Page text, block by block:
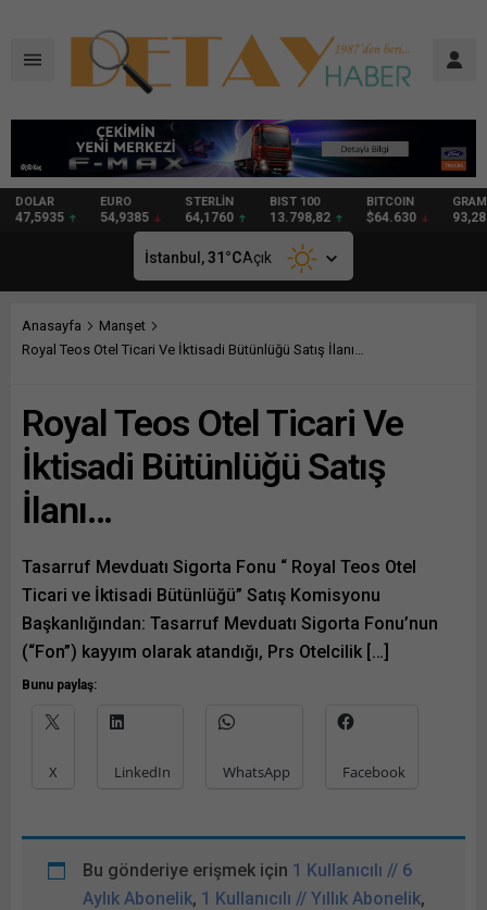
DOLAR
47,5935
EURO
54,9385
STERLİN
64,1760
BIST 100
13.798,82
BITCOIN
$64.630 93,28
İstanbul,31 °CAçık
Anasayfa
Manşet
Royal Teos Otel Ticari Ve İktisadi Bütünlüğü Satış İlanı…
Royal Teos Otel Ticari Ve
İktisadi Bütünlüğü Satış
İlanı…
Tasarruf Mevduatı Sigorta Fonu “ Royal Teos Otel
Ticari ve İktisadi Bütünlüğü” Satış Komisyonu
Başkanlığından: Tasarruf Mevduatı Sigorta Fonu’nun
(“Fon”) kayyım olarak atandığı, Prs Otelcilik […]
Bunu paylaş:
X LinkedIn WhatsApp Facebook
Bu gönderiye erişmek için 1 Kullanıcılı // 6
Aylık Abonelik, 1 Kullanıcılı // Yıllık Abonelik,